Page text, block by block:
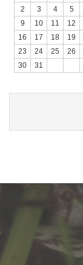
2
3 4 5
9
10 11 12
16
17 18 19
23
24 25 26
30
31